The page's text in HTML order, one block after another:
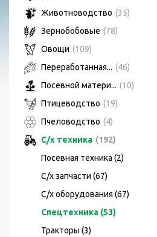
Животноводство (35)
Зернобобовые (78)
Овощи (109)
Переработанная... (46)
Посевной матери... (10)
Птицеводство (19)
Пчеловодство (4)
С/х техника (192)
Посевная техника (2)
С/х запчасти (67)
С/х оборудования (67)
Спецтехника (53)
Тракторы (3)